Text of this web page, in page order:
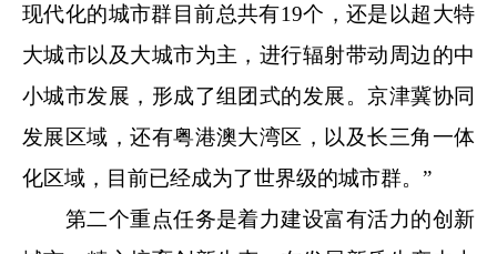
现代化的城市群目前总共有19个，还是以超大特
大城市以及大城市为主，进行辐射带动周边的中
小城市发展，形成了组团式的发展。京津冀协同
发展区域，还有粤港澳大湾区，以及长三角一体
化区域，目前已经成为了世界级的城市群。”
第二个重点任务是着力建设富有活力的创新